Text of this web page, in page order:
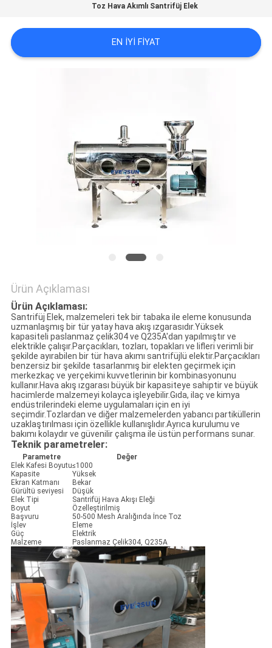
TEKLIF
ISTEĞI
POLITIKASI
Toz Hava Akımlı Santrifüj Elek
EN IYI FIYAT
Ürün Açıklaması
Ürün Açıklaması:
Santrifüj Elek, malzemeleri tek bir tabaka ile eleme konusunda
uzmanlaşmış bir tür yatay hava akış ızgarasıdır.Yüksek
kapasiteli paslanmaz çelik304 ve Q235A'dan yapılmıştır ve
elektrikle çalışır.Parçacıkları, tozları, topakları ve lifleri verimli bir
şekilde ayırabilen bir tür hava akımı santrifüjlü elektir.Parçacıkları
benzersiz bir şekilde tasarlanmış bir elekten geçirmek için
merkezkaç ve yerçekimi kuvvetlerinin bir kombinasyonunu
kullanır.Hava akış ızgarası büyük bir kapasiteye sahiptir ve büyük
hacimlerde malzemeyi kolayca işleyebilir.Gıda, ilaç ve kimya
endüstrilerindeki eleme uygulamaları için en iyi
seçimdir.Tozlardan ve diğer malzemelerden yabancı partiküllerin
uzaklaştırılması için özellikle kullanışlıdır.Ayrıca kurulumu ve
bakımı kolaydır ve güvenilir çalışma ile üstün performans sunar.
Teknik parametreler:
Parametre
Değer
Elek Kafesi Boyutu≤1000
Kapasite
Yüksek
Ekran Katmanı
Bekar
Gürültü seviyesi
Düşük
Elek Tipi
Santrifüj Hava Akışı Eleği
Boyut
Özelleştirilmiş
Başvuru
50-500 Mesh Aralığında İnce Toz
İşlev
Eleme
Güç
Elektrik
Malzeme
Paslanmaz Çelik304, Q235A